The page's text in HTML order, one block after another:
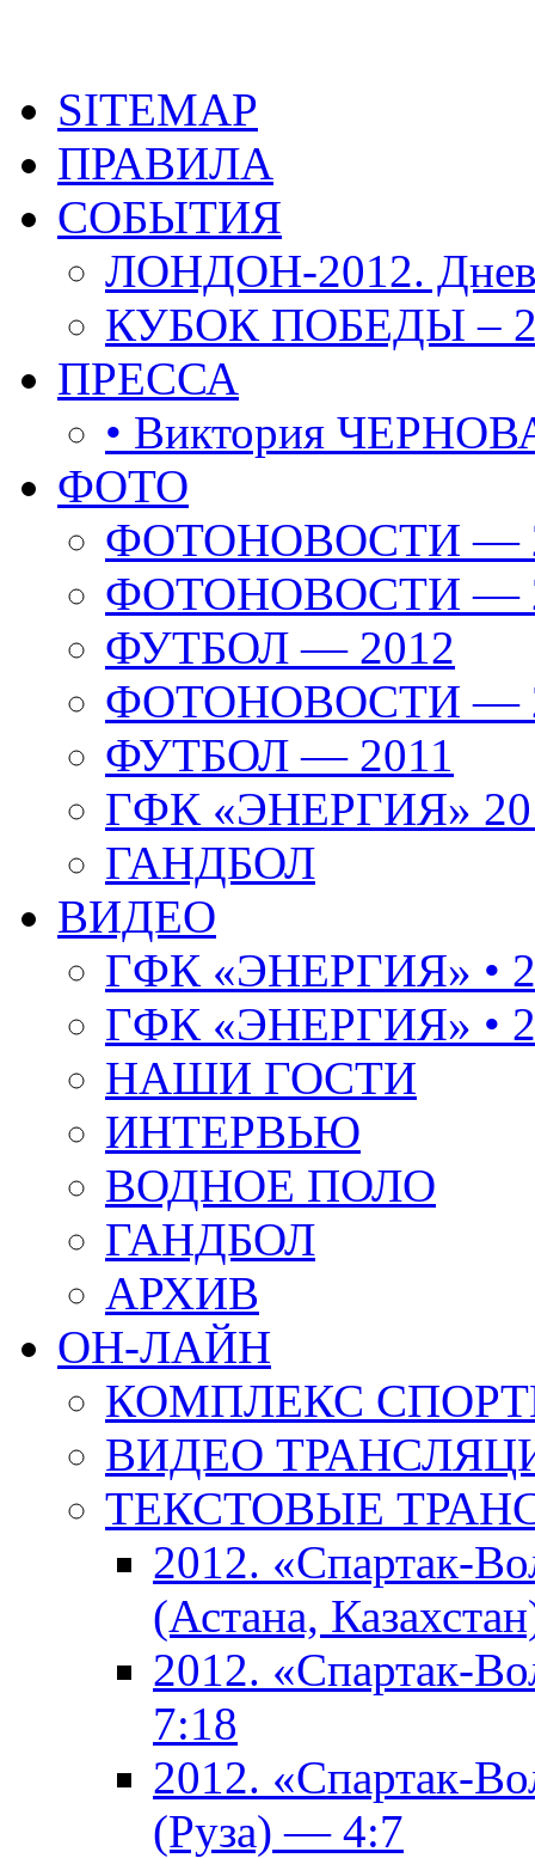
SITEMAP
ПРАВИЛА
СОБЫТИЯ
ЛОНДОН-2012.
КУБОК ПОБЕДЫ –
ПРЕССА
• Виктория
ФОТО
ФОТОНОВОСТИ —
ФОТОНОВОСТИ —
ФУТБОЛ — 2012
ФОТОНОВОСТИ —
ФУТБОЛ — 2011
ГФК «ЭНЕРГИЯ»
ГАНДБОЛ
ВИДЕО
ГФК «ЭНЕРГИЯ» •
ГФК «ЭНЕРГИЯ» •
НАШИ ГОСТИ
ИНТЕРВЬЮ
ВОДНОЕ ПОЛО
ГАНДБОЛ
АРХИВ
ОН-ЛАЙН
КОМПЛЕКС
ВИДЕО
ТЕКСТОВЫЕ
2012. «Спартак-
(Астана,
2012. «Спартак-
7:18
2012. «Спартак-
(Руза) — 4:7